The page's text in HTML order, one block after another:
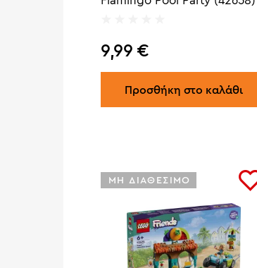
9,99 €
Προσθήκη στο καλάθι
ΜΗ ΔΙΑΘΕΣΙΜΟ